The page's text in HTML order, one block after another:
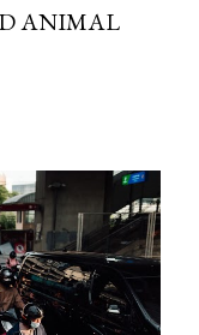
ANIMAL